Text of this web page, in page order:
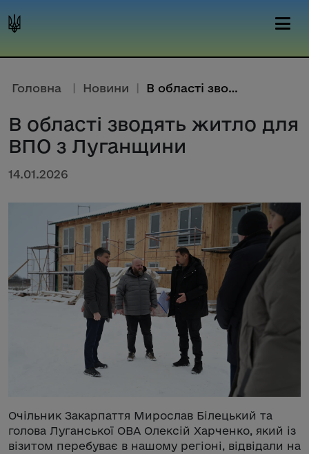
Головна | Новини | В області зводять житло для ВП...
В області зводять житло для
ВПО з Луганщини
14.01.2026
Очільник Закарпаття Мирослав Білецький та
голова Луганської ОВА Олексій Харченко, який із
візитом перебуває в нашому регіоні, відвідали на